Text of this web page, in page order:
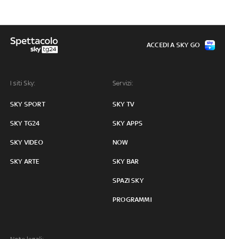
I siti Sky:
SKY SPORT
SKY TG24
SKY VIDEO
SKY ARTE
Servizi:
SKY TV
SKY APPS
NOW
SKY BAR
SPAZI SKY
PROGRAMMI
ACCEDI A SKY GO